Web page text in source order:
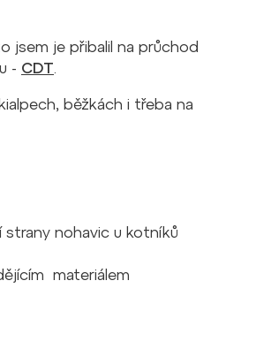
jsem je přibalil na průchod
- CDT
běžkách i třeba na
nohavic u kotníků
materiálem